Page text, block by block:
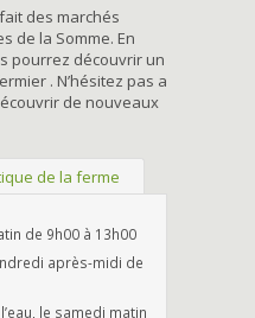
des marchés
de la Somme. En
pourrez découvrir un
. N’hésitez pas a
de nouveaux
de la ferme
de 9h00 à 13h00
après-midi de
le samedi matin